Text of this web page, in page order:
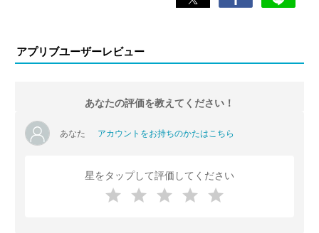
アプリブユーザーレビュー
あなたの評価を教えてください！
あなた アカウントをお持ちのかたはこちら
星をタップして評価してください